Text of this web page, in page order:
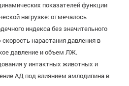
показателей функции
нагрузке: отмечалось
индекса без значительного
нарастания давления в
давление и объем ЛЖ.
у интактных животных и
АД под влиянием амлодипина в